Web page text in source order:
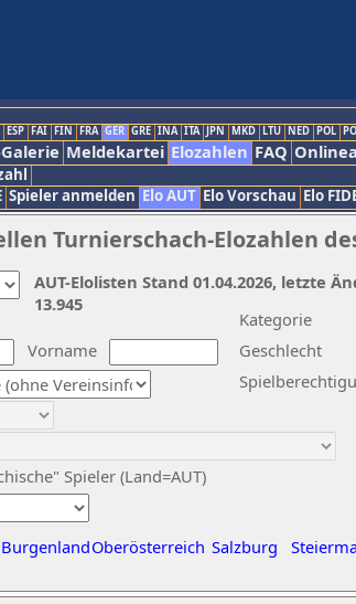
ESP FAI FIN FRA GER GRE INA ITA JPN MKD LTU NED POL
Meldekartei Elozahlen FAQ
Spieler anmelden Elo AUT Elo Vorschau Elo
Turnierschach-Elozahlen
Vorname
Kategorie
Geschlecht
Spieler (Land=AUT)
BurgenlandOberösterreich Salzburg
AUT-Elolisten Stand 01.04.2026, letzte
13.945